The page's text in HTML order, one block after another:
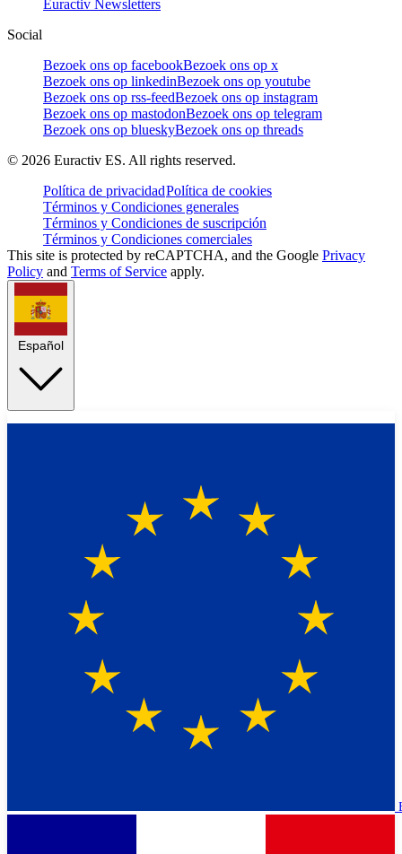
Euractiv Newsletters
Social
Bezoek ons op facebookBezoek ons op x
Bezoek ons op linkedinBezoek ons op youtube
Bezoek ons op rss-feedBezoek ons op instagram
Bezoek ons op mastodonBezoek ons op telegram
Bezoek ons op blueskyBezoek ons op threads
© 2026 Euractiv ES. All rights reserved.
Política de privacidadPolítica de cookies
Términos y Condiciones generales
Términos y Condiciones de suscripción
Términos y Condiciones comerciales
This site is protected by reCAPTCHA, and the Google Privacy
Policy and Terms of Service apply.
Español